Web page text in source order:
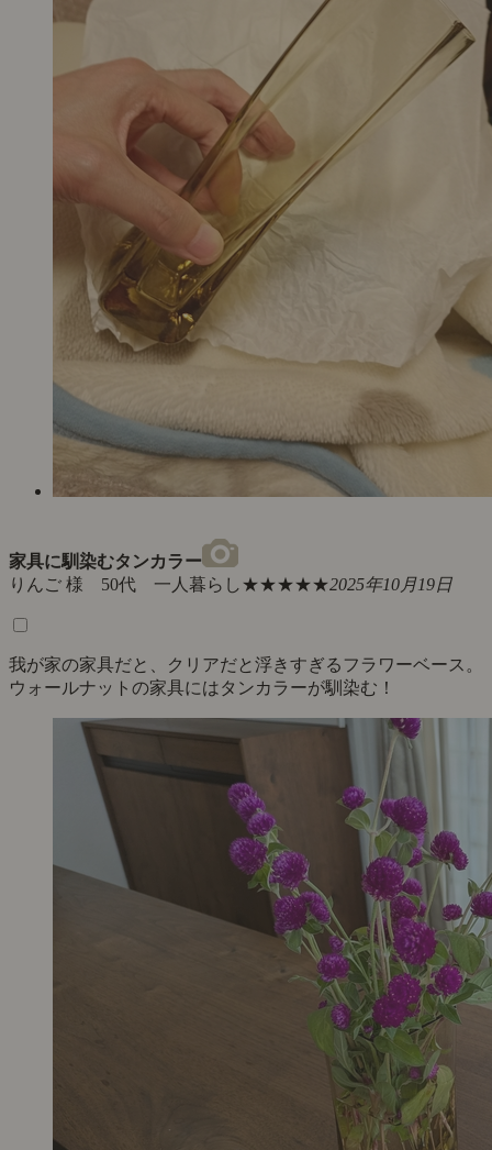
家具に馴染むタンカラー
りんご 様 50代 一人暮らし★★★★★2025年10月19日
我が家の家具だと、クリアだと浮きすぎるフラワーベース。
ウォールナットの家具にはタンカラーが馴染む！